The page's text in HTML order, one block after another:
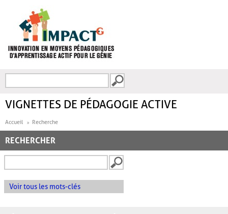
FORMULAIRE DE
VIGNETTES DE PÉDAGOGIE ACTIVE
Accueil Recherche
RECHERCHER
Voir tous les mots-clés